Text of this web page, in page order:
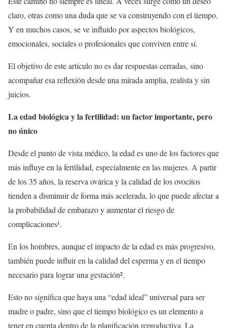
claro, otras como una duda que se va construyendo con el tiempo.
Y en muchos casos, se ve influido por aspectos biológicos,
emocionales, sociales o profesionales que conviven entre sí.
El objetivo de este artículo no es dar respuestas cerradas, sino
acompañar esa reflexión desde una mirada amplia, realista y sin
juicios.
La edad biológica y la fertilidad: un factor importante, pero
no único
Desde el punto de vista médico, la edad es uno de los factores que
más influye en la fertilidad, especialmente en las mujeres. A partir
de los 35 años, la reserva ovárica y la calidad de los ovocitos
tienden a disminuir de forma más acelerada, lo que puede afectar a
la probabilidad de embarazo y aumentar el riesgo de
complicaciones¹.
En los hombres, aunque el impacto de la edad es más progresivo,
también puede influir en la calidad del esperma y en el tiempo
necesario para lograr una gestación².
Esto no significa que haya una “edad ideal” universal para ser
madre o padre, sino que el tiempo biológico es un elemento a
tener en cuenta dentro de la planificación reproductiva. La